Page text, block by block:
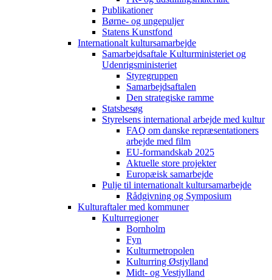
Publikationer
Børne- og ungepuljer
Statens Kunstfond
Internationalt kultursamarbejde
Samarbejdsaftale Kulturministeriet og
Udenrigsministeriet
Styregruppen
Samarbejdsaftalen
Den strategiske ramme
Statsbesøg
Styrelsens international arbejde med kultur
FAQ om danske repræsentationers
arbejde med film
EU-formandskab 2025
Aktuelle store projekter
Europæisk samarbejde
Pulje til internationalt kultursamarbejde
Rådgivning og Symposium
Kulturaftaler med kommuner
Kulturregioner
Bornholm
Fyn
Kulturmetropolen
Kulturring Østjylland
Midt- og Vestjylland